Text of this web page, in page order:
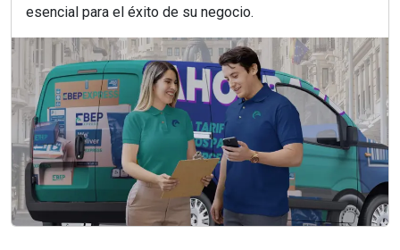
esencial para el éxito de su negocio.